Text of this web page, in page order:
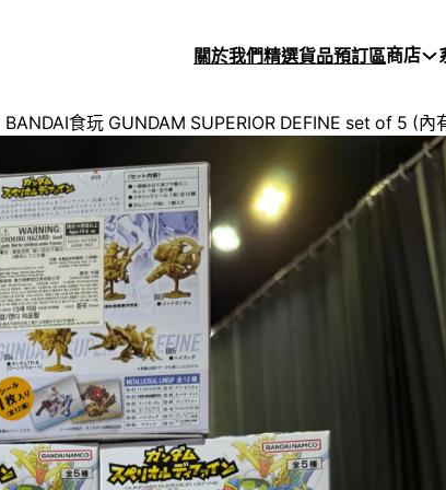
關於我們精選貨品預訂區商店
BANDAI食玩 GUNDAM SUPERIOR DEFINE set of 5 (